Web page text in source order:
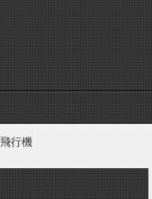
行機